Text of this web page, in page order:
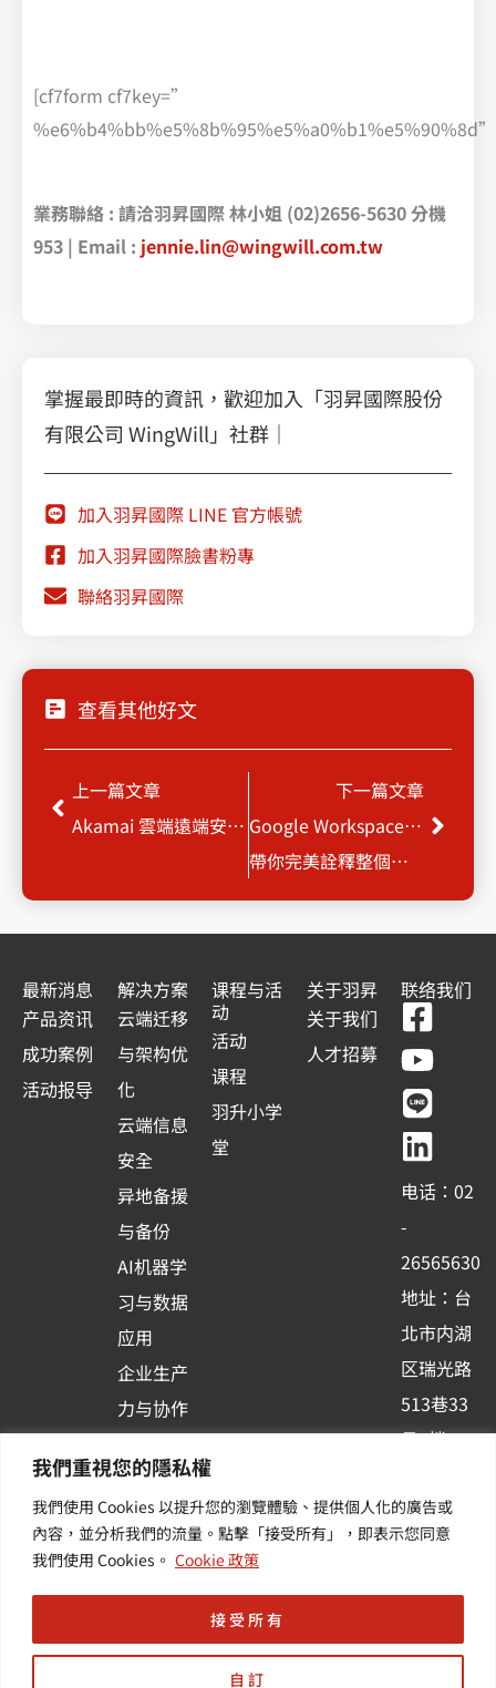
我們重視您的隱私權
我們使用 Cookies 以提升您的瀏覽體驗、提供個人化的廣告或
內容，並分析我們的流量。點擊「接受所有」，即表示您同意
我們使用 Cookies。 Cookie 政策
自訂
接受所有
[cf7form cf7key=”
業務聯絡 : 請洽羽昇國際 林小姐 (02)2656-5630 分機
953 | Email : jennie.lin@wingwill.com.tw
掌握最即時的資訊，歡迎加入「羽昇國際股份
有限公司 WingWill」社群｜
加入羽昇國際 LINE 官方帳號
加入羽昇國際臉書粉專
聯絡羽昇國際
查看其他好文
Prev
上一篇文章
Akamai 雲端遠端安全存取解決方案
下一篇文章
Google Workspace 遠端居家辦公方案
帶你完美詮釋整個城市都是你的辦公室
Next
最新消息
产品资讯
成功案例
活动报导
解决方案
云端迁移
与架构优
化
云端信息
安全
异地备援
与备份
AI机器学
习与数据
应用
企业生产
力与协作
台应用
其他/增
值服务
课程与活
动
活动
课程
羽升小学
堂
关于羽昇
关于我们
人才招募
联络我们
F
a
c
e
b
o
o
k
-
s
q
u
a
r
Y
o
u
t
u
b
e
L
i
n
e
L
i
n
k
e
d
i
n
电话：02
-
26565630
地址：台
北市内湖
区瑞光路
513巷33
号6楼
新讯 | 提
供您最新